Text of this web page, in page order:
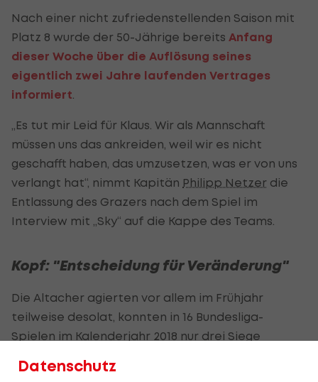
Nach einer nicht zufriedenstellenden Saison mit
Platz 8 wurde der 50-Jährige bereits Anfang
dieser Woche über die Auflösung seines
eigentlich zwei Jahre laufenden Vertrages
informiert
„Es tut mir Leid für Klaus. Wir als Mannschaft
müssen uns das ankreiden, weil wir es nicht
geschafft haben, das umzusetzen, was er von uns
verlangt hat“, nimmt Kapitän Philipp Netzer die
Entlassung des Grazers nach dem Spiel im
Interview mit „Sky“ auf die Kappe des Teams.
Kopf: "Entscheidung für Veränderung"
Die Altacher agierten vor allem im Frühjahr
teilweise desolat, konnten in 16 Bundesliga-
Spielen im Kalenderjahr 2018 nur drei Siege
vielseitig:
Datenschutz